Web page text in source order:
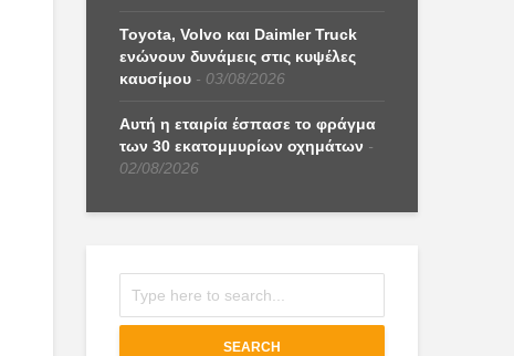
Toyota, Volvo και Daimler Truck
ενώνουν δυνάμεις στις κυψέλες
καυσίμου
03/08/2026
Αυτή η εταιρία έσπασε το φράγμα
των 30 εκατομμυρίων οχημάτων
02/08/2026
SEARCH